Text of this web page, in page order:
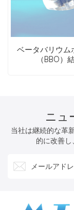
ベータバリウム
（BBO）
ニュ
当社は継続的な革
的に改善し